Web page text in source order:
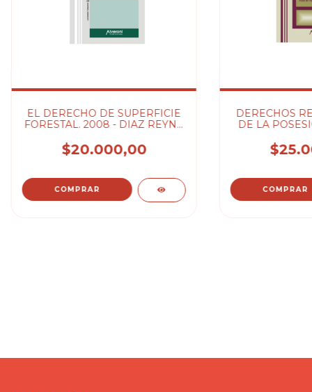
EL DERECHO DE SUPERFICIE
FORESTAL. 2008 - DIAZ REYNA
$20.000,00
DERECHOS
DE LA